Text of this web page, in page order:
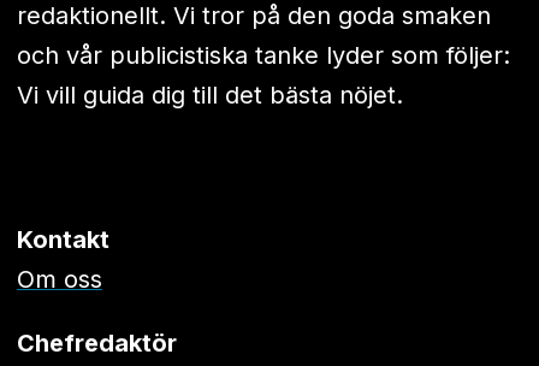
redaktionellt. Vi tror på den goda smaken
och vår publicistiska tanke lyder som följer:
Vi vill guida dig till det bästa nöjet.
Kontakt
Om oss
Chefredaktör